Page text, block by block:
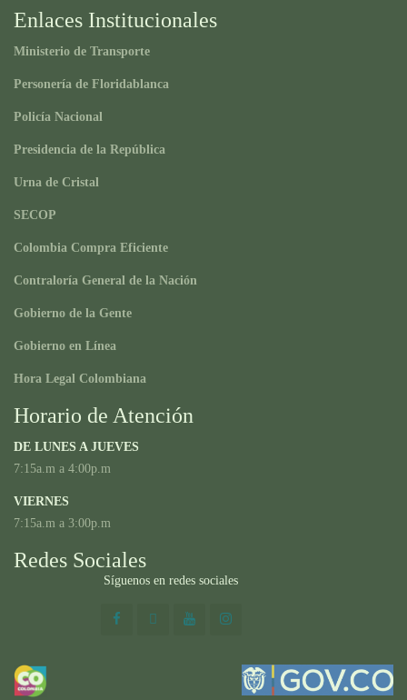
Enlaces Institucionales
Ministerio de Transporte
Personería de Floridablanca
Policía Nacional
Presidencia de la República
Urna de Cristal
SECOP
Colombia Compra Eficiente
Contraloría General de la Nación
Gobierno de la Gente
Gobierno en Línea
Hora Legal Colombiana
Horario de Atención
DE LUNES A JUEVES
7:15a.m a 4:00p.m
VIERNES
7:15a.m a 3:00p.m
Redes Sociales
Síguenos en redes sociales